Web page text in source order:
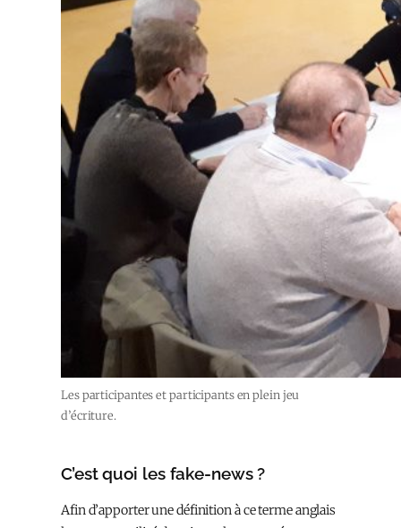
Les participantes et participants en plein jeu
d’écriture.
C’est quoi les fake-news ?
Afin d’apporter une définition à ce terme anglais